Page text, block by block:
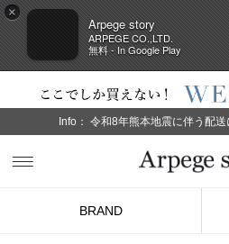
×
Arpege story
ARPEGE CO.,LTD.
無料 - In Google Play
Info： 令和8年熊本地震に伴う配
BRAND